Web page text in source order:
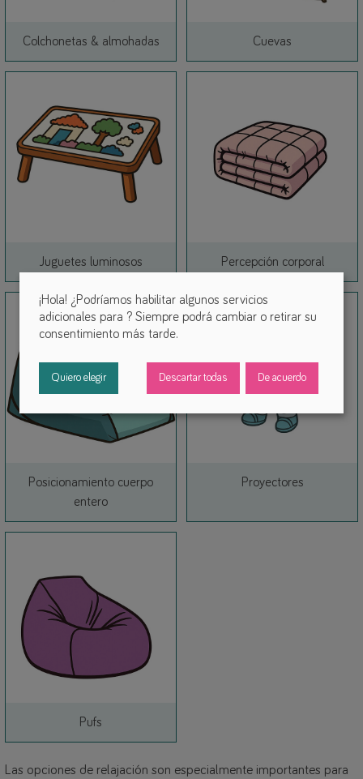
Colchonetas & almohadasLink Cuevas
Juguetes luminososLink Percepción corporal
Posicionamiento cuerpo
enteroLink
ProyectoresLink
Pufs
Las opciones de relajación son especialmente importantes para
¡Hola! ¿Podríamos habilitar algunos servicios
adicionales para ? Siempre podrá cambiar o retirar su
consentimiento más tarde.
Quiero elegir Descartar todas De acuerdo